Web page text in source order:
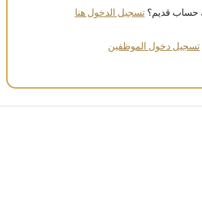
حساب قديم؟تسجيل الدخول هنا
تسجيل دخول الموظفين